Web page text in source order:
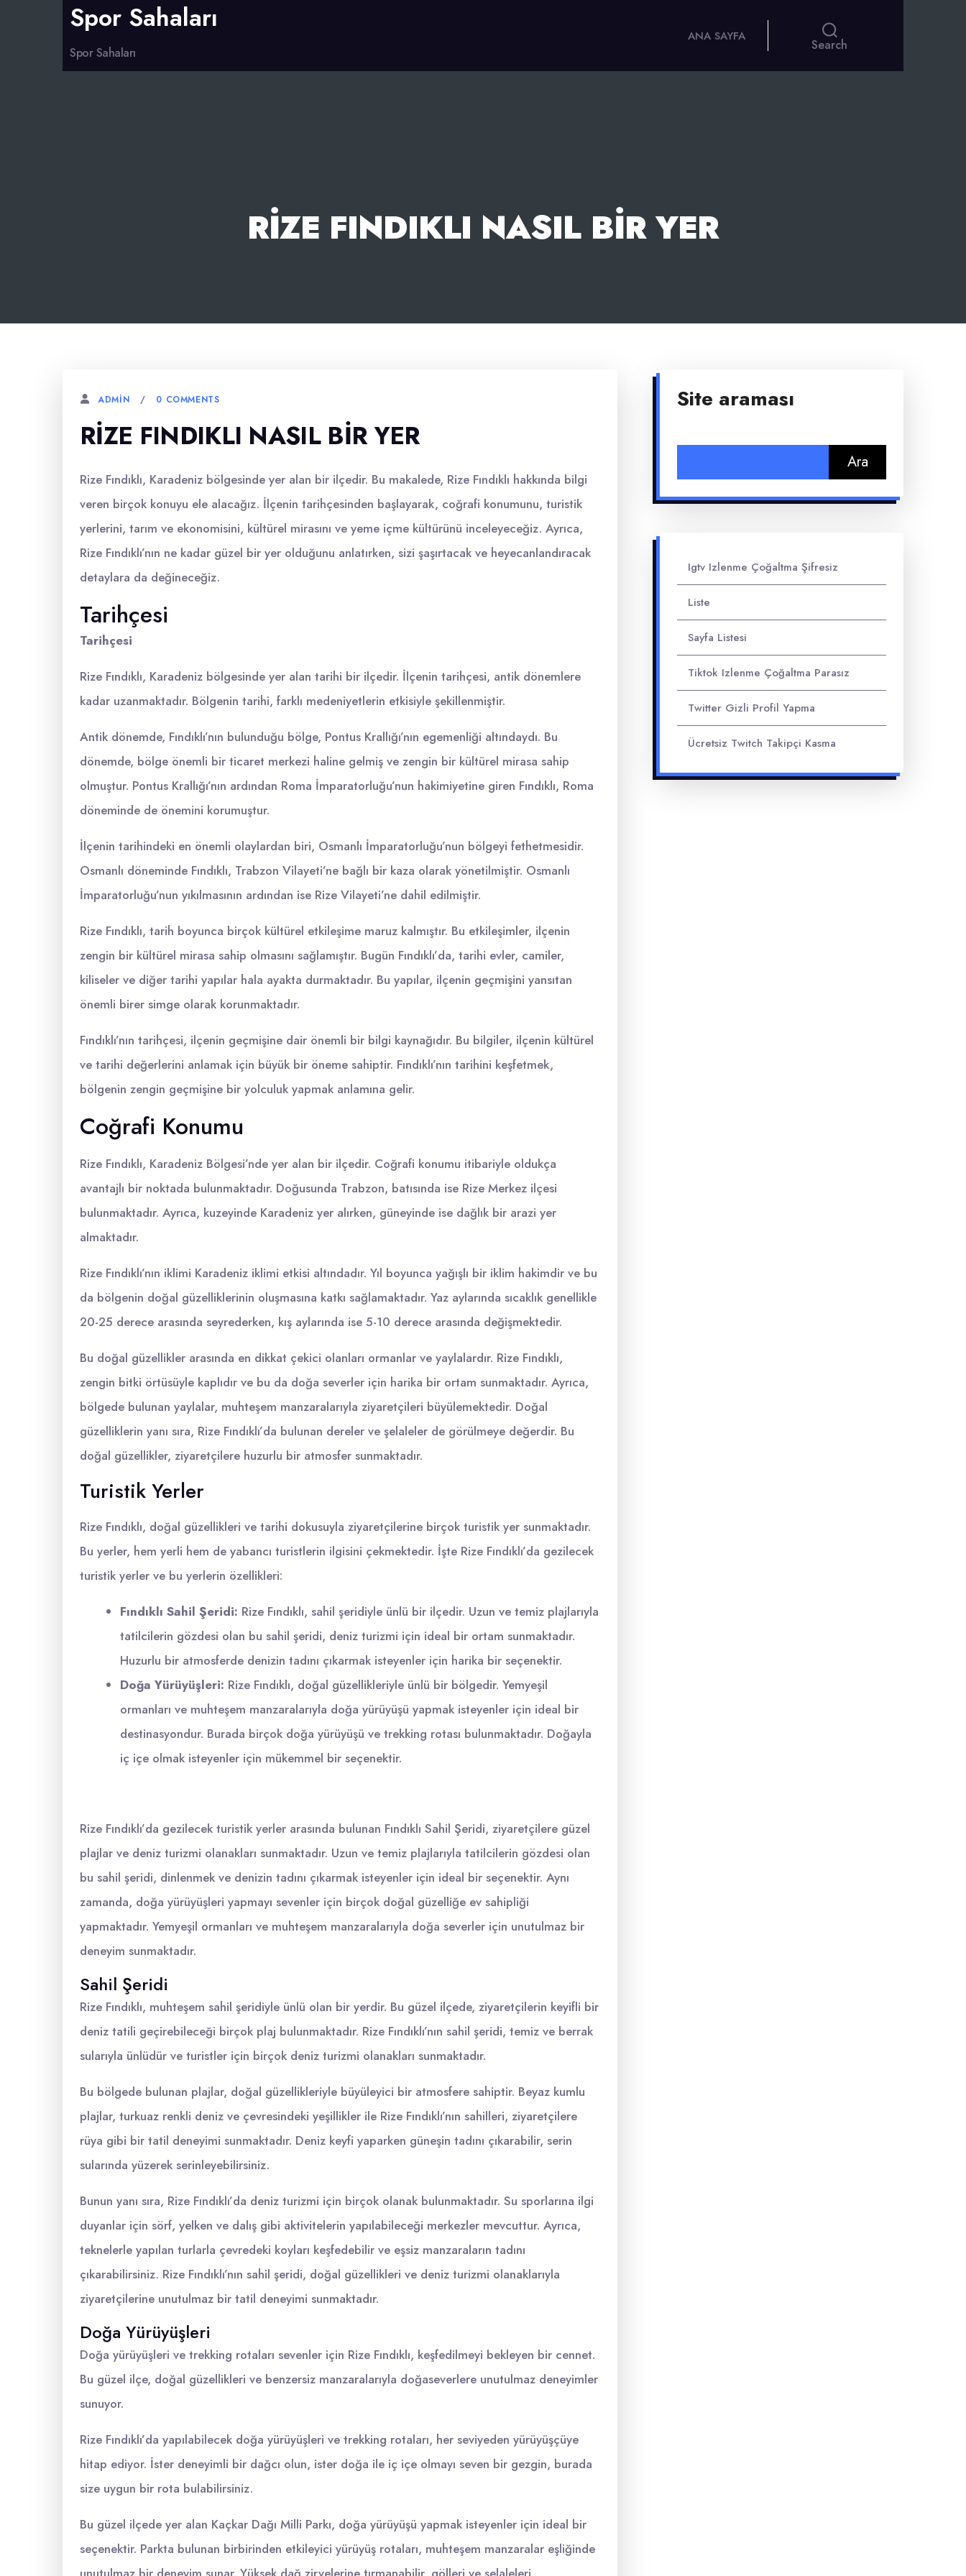
Spor Sahaları
Spor Sahaları
ANA SAYFA
Search
RIZE FINDIKLI NASIL BIR YER
ADMIN 0 COMMENTS
RIZE FINDIKLI NASIL BIR YER
Rize Fındıklı, Karadeniz bölgesinde yer alan bir ilçedir. Bu makalede, Rize Fındıklı hakkında bilgi
veren birçok konuyu ele alacağız. İlçenin tarihçesinden başlayarak, coğrafi konumunu, turistik
yerlerini, tarım ve ekonomisini, kültürel mirasını ve yeme içme kültürünü inceleyeceğiz. Ayrıca,
Rize Fındıklı’nın ne kadar güzel bir yer olduğunu anlatırken, sizi şaşırtacak ve heyecanlandıracak
detaylara da değineceğiz.
Tarihçesi
Tarihçesi
Rize Fındıklı, Karadeniz bölgesinde yer alan tarihi bir ilçedir. İlçenin tarihçesi, antik dönemlere
kadar uzanmaktadır. Bölgenin tarihi, farklı medeniyetlerin etkisiyle şekillenmiştir.
Antik dönemde, Fındıklı’nın bulunduğu bölge, Pontus Krallığı’nın egemenliği altındaydı. Bu
dönemde, bölge önemli bir ticaret merkezi haline gelmiş ve zengin bir kültürel mirasa sahip
olmuştur. Pontus Krallığı’nın ardından Roma İmparatorluğu’nun hakimiyetine giren Fındıklı, Roma
döneminde de önemini korumuştur.
İlçenin tarihindeki en önemli olaylardan biri, Osmanlı İmparatorluğu’nun bölgeyi fethetmesidir.
Osmanlı döneminde Fındıklı, Trabzon Vilayeti’ne bağlı bir kaza olarak yönetilmiştir. Osmanlı
İmparatorluğu’nun yıkılmasının ardından ise Rize Vilayeti’ne dahil edilmiştir.
Rize Fındıklı, tarih boyunca birçok kültürel etkileşime maruz kalmıştır. Bu etkileşimler, ilçenin
zengin bir kültürel mirasa sahip olmasını sağlamıştır. Bugün Fındıklı’da, tarihi evler, camiler,
kiliseler ve diğer tarihi yapılar hala ayakta durmaktadır. Bu yapılar, ilçenin geçmişini yansıtan
önemli birer simge olarak korunmaktadır.
Fındıklı’nın tarihçesi, ilçenin geçmişine dair önemli bir bilgi kaynağıdır. Bu bilgiler, ilçenin kültürel
ve tarihi değerlerini anlamak için büyük bir öneme sahiptir. Fındıklı’nın tarihini keşfetmek,
bölgenin zengin geçmişine bir yolculuk yapmak anlamına gelir.
Coğrafi Konumu
Rize Fındıklı, Karadeniz Bölgesi’nde yer alan bir ilçedir. Coğrafi konumu itibariyle oldukça
avantajlı bir noktada bulunmaktadır. Doğusunda Trabzon, batısında ise Rize Merkez ilçesi
bulunmaktadır. Ayrıca, kuzeyinde Karadeniz yer alırken, güneyinde ise dağlık bir arazi yer
almaktadır.
Rize Fındıklı’nın iklimi Karadeniz iklimi etkisi altındadır. Yıl boyunca yağışlı bir iklim hakimdir ve bu
da bölgenin doğal güzelliklerinin oluşmasına katkı sağlamaktadır. Yaz aylarında sıcaklık genellikle
20-25 derece arasında seyrederken, kış aylarında ise 5-10 derece arasında değişmektedir.
Bu doğal güzellikler arasında en dikkat çekici olanları ormanlar ve yaylalardır. Rize Fındıklı,
zengin bitki örtüsüyle kaplıdır ve bu da doğa severler için harika bir ortam sunmaktadır. Ayrıca,
bölgede bulunan yaylalar, muhteşem manzaralarıyla ziyaretçileri büyülemektedir. Doğal
güzelliklerin yanı sıra, Rize Fındıklı’da bulunan dereler ve şelaleler de görülmeye değerdir. Bu
doğal güzellikler, ziyaretçilere huzurlu bir atmosfer sunmaktadır.
Turistik Yerler
Rize Fındıklı, doğal güzellikleri ve tarihi dokusuyla ziyaretçilerine birçok turistik yer sunmaktadır.
Bu yerler, hem yerli hem de yabancı turistlerin ilgisini çekmektedir. İşte Rize Fındıklı’da gezilecek
turistik yerler ve bu yerlerin özellikleri:
Fındıklı Sahil Şeridi: Rize Fındıklı, sahil şeridiyle ünlü bir ilçedir. Uzun ve temiz plajlarıyla
tatilcilerin gözdesi olan bu sahil şeridi, deniz turizmi için ideal bir ortam sunmaktadır.
Huzurlu bir atmosferde denizin tadını çıkarmak isteyenler için harika bir seçenektir.
Doğa Yürüyüşleri: Rize Fındıklı, doğal güzellikleriyle ünlü bir bölgedir. Yemyeşil
ormanları ve muhteşem manzaralarıyla doğa yürüyüşü yapmak isteyenler için ideal bir
destinasyondur. Burada birçok doğa yürüyüşü ve trekking rotası bulunmaktadır. Doğayla
iç içe olmak isteyenler için mükemmel bir seçenektir.
Rize Fındıklı’da gezilecek turistik yerler arasında bulunan Fındıklı Sahil Şeridi, ziyaretçilere güzel
plajlar ve deniz turizmi olanakları sunmaktadır. Uzun ve temiz plajlarıyla tatilcilerin gözdesi olan
bu sahil şeridi, dinlenmek ve denizin tadını çıkarmak isteyenler için ideal bir seçenektir. Aynı
zamanda, doğa yürüyüşleri yapmayı sevenler için birçok doğal güzelliğe ev sahipliği
yapmaktadır. Yemyeşil ormanları ve muhteşem manzaralarıyla doğa severler için unutulmaz bir
deneyim sunmaktadır.
Sahil Şeridi
Rize Fındıklı, muhteşem sahil şeridiyle ünlü olan bir yerdir. Bu güzel ilçede, ziyaretçilerin keyifli bir
deniz tatili geçirebileceği birçok plaj bulunmaktadır. Rize Fındıklı’nın sahil şeridi, temiz ve berrak
sularıyla ünlüdür ve turistler için birçok deniz turizmi olanakları sunmaktadır.
Bu bölgede bulunan plajlar, doğal güzellikleriyle büyüleyici bir atmosfere sahiptir. Beyaz kumlu
plajlar, turkuaz renkli deniz ve çevresindeki yeşillikler ile Rize Fındıklı’nın sahilleri, ziyaretçilere
rüya gibi bir tatil deneyimi sunmaktadır. Deniz keyfi yaparken güneşin tadını çıkarabilir, serin
sularında yüzerek serinleyebilirsiniz.
Bunun yanı sıra, Rize Fındıklı’da deniz turizmi için birçok olanak bulunmaktadır. Su sporlarına ilgi
duyanlar için sörf, yelken ve dalış gibi aktivitelerin yapılabileceği merkezler mevcuttur. Ayrıca,
teknelerle yapılan turlarla çevredeki koyları keşfedebilir ve eşsiz manzaraların tadını
çıkarabilirsiniz. Rize Fındıklı’nın sahil şeridi, doğal güzellikleri ve deniz turizmi olanaklarıyla
ziyaretçilerine unutulmaz bir tatil deneyimi sunmaktadır.
Doğa Yürüyüşleri
Doğa yürüyüşleri ve trekking rotaları sevenler için Rize Fındıklı, keşfedilmeyi bekleyen bir cennet.
Bu güzel ilçe, doğal güzellikleri ve benzersiz manzaralarıyla doğaseverlere unutulmaz deneyimler
sunuyor.
Rize Fındıklı’da yapılabilecek doğa yürüyüşleri ve trekking rotaları, her seviyeden yürüyüşçüye
hitap ediyor. İster deneyimli bir dağcı olun, ister doğa ile iç içe olmayı seven bir gezgin, burada
size uygun bir rota bulabilirsiniz.
Bu güzel ilçede yer alan Kaçkar Dağı Milli Parkı, doğa yürüyüşü yapmak isteyenler için ideal bir
seçenektir. Parkta bulunan birbirinden etkileyici yürüyüş rotaları, muhteşem manzaralar eşliğinde
Site araması
Igtv Izlenme Çoğaltma Şifresiz
Liste
Sayfa Listesi
Tiktok Izlenme Çoğaltma Parasız
Twitter Gizli Profil Yapma
Ücretsiz Twitch Takipçi Kasma